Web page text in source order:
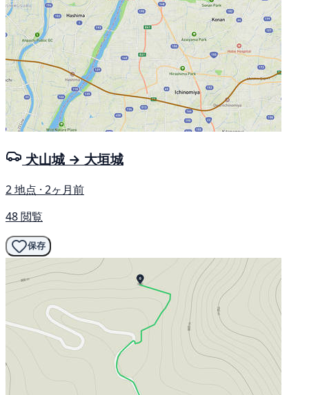
犬山城 → 大垣城
2 地点 · 2ヶ月前
48 閲覧
保存